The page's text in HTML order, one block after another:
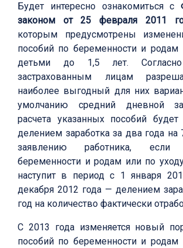
Будет интересно ознакомиться с
законом от 25 февраля 2011
которым предусмотрены
пособий по беременности и родам
детьми до 1,5 лет. Согласно
застрахованным лицам
наиболее выгодный для них
умолчанию средний дневной
расчета указанных пособий будет
делением заработка за два года на
заявлению работника,
беременности и родам или по
наступит в период с 1 января
декабря 2012 года — делением
год на количество фактически
С 2013 года изменяется новый
пособий по беременности и родам